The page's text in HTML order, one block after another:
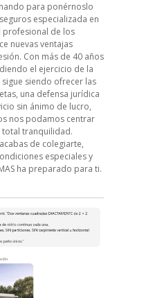
para ponérnoslo
especializada en
profesional de los
nuevas ventajas
Con más de 40 años
el ejercicio de la
siendo ofrecer las
una defensa jurídica
sin ánimo de lucro,
nos podamos centrar
tranquilidad.
de colegiarte,
especiales y
ha preparado para ti.